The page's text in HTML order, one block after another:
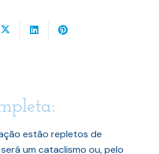
estão repletos de
um cataclismo ou, pelo